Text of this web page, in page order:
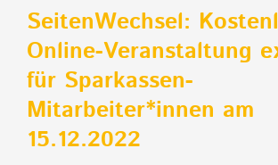
SeitenWechsel:
Online-Veranstaltung
für Sparkassen-
Mitarbeiter*innen am
15.12.2022